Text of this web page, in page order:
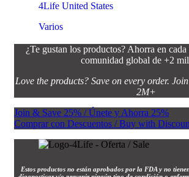
4Life United States
Varios
¿Te gustan los productos? Ahorra en
comunidad global de +2
Love the products? Save on every order.
2M+
Join & Save 25% / Únete y Ahorra 25%
Comprar con Descuentos / Buy with
Estos productos no están aprobados por la FDA y no